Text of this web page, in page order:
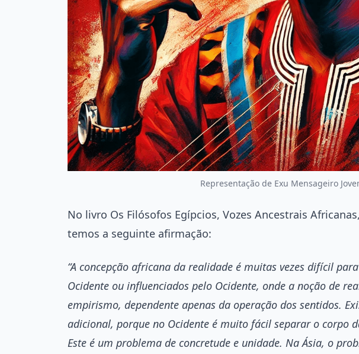
Representação de Exu Mensageiro
No livro Os Filósofos Egípcios, Vozes Ancestrais
temos a seguinte afirmação:
“A concepção africana da realidade é muitas vezes difícil
Ocidente ou influenciados pelo Ocidente, onde a noção de
empirismo, dependente apenas da operação dos sentidos.
adicional, porque no Ocidente é muito fácil separar o corpo
Este é um problema de concretude e unidade. Na Ásia, o